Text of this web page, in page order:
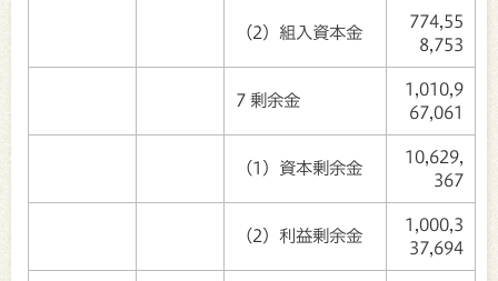
（2）組入資本金
774,55
8,753
7 剰余金
1,010,9
67,061
（1）資本剰余金
10,629,
367
（2）利益剰余金
1,000,3
37,694